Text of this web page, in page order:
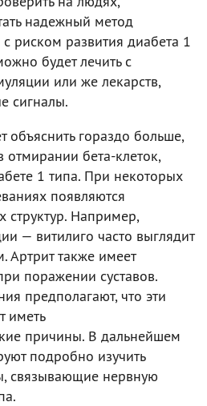
надежный метод
риском развития диабета 1
будет лечить с
или же лекарств,
сигналы.
объяснить гораздо больше,
бета-клеток,
1 типа. При некоторых
появляются
Например,
— витилиго часто выглядит
Артрит также имеет
поражении суставов.
предполагают, что эти
иметь
причины. В дальнейшем
подробно изучить
связывающие нервную